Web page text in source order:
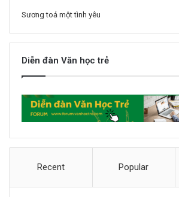
Sương toả một tình yêu
Diễn đàn Văn học trẻ
Recent Popular